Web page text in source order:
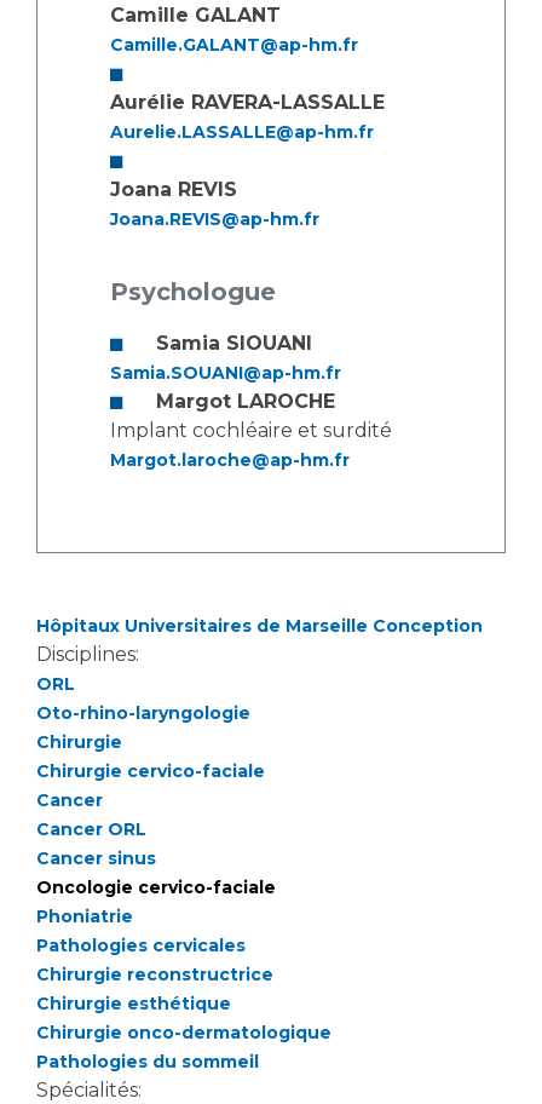
Camille GALANT
Camille.GALANT@ap-hm.fr
Aurélie RAVERA-LASSALLE
Aurelie.LASSALLE@ap-hm.fr
Joana REVIS
Joana.REVIS@ap-hm.fr
Psychologue
Samia SIOUANI
Samia.SOUANI@ap-hm.fr
Margot LAROCHE
Implant cochléaire et surdité
Margot.laroche@ap-hm.fr
Hôpitaux Universitaires de Marseille Conception
Disciplines:
ORL
Oto-rhino-laryngologie
Chirurgie
Chirurgie cervico-faciale
Cancer
Cancer ORL
Cancer sinus
Oncologie cervico-faciale
Phoniatrie
Pathologies cervicales
Chirurgie reconstructrice
Chirurgie esthétique
Chirurgie onco-dermatologique
Pathologies du sommeil
Spécialités: